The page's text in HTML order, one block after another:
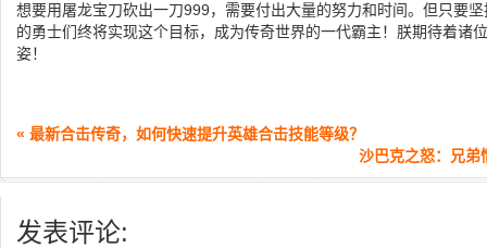
想要用屠龙宝刀砍出一刀999，需要付出大量的努力和时间。但只要
的勇士们终将实现这个目标，成为传奇世界的一代霸主！朕期待着诸
姿！
« 最新合击传奇，如何快速提升英雄合击技能等级？
沙巴克之怒：兄弟
发表评论: